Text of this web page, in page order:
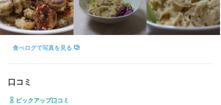
い。飲食店を通じてそのような想いを表現したいと、このお店を
立ち上げました。
食べログで写真を見る
口コミ
ピックアップ口コミ
店名
ヤッサイ モッサイ
神奈川県藤沢市湘南台2-5-10 ウェストプラザ5番地 2F
この仕事のおすすめポイント
【長期で週4日以上働くことができるスタッフを募集しておりま
す。
フリーターの方、大歓迎です。
少しでも何か気になりましたら是非お問い合わせください。
店内を見学してみたいなど、ご要望がございましたらご相談くだ
さい。
せっかく働くなら、何か身になるものを伝えたい！
この仕事のおすすめポイント
【長期で週4日以上働くことができるスタッフを募集しておりま
す。
フリーターの方、大歓迎です。
店名
ヤッサイ モッサイ
神奈川県藤沢市湘南台2-5-10 ウェストプラザ5番地 2F
この仕事のおすすめポイント
【長期で週4日以上働くことができるスタッフを募集しておりま
す。
フリーターの方、大歓迎です。